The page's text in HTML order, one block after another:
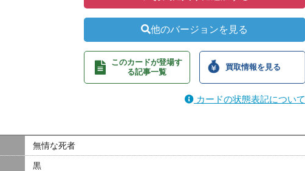
他のバージョンを見る
このカードが登場す
る記事一覧
買取情報を見る
カードの状態表記について
無情な死者
黒